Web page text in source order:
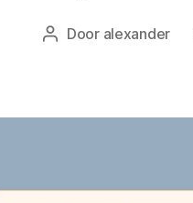
Berichtauteur
Door alexander